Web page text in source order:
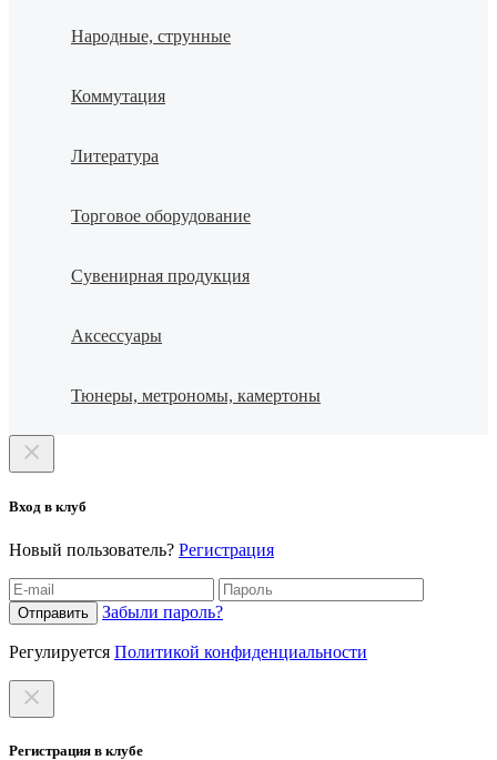
Народные, струнные
Коммутация
Литература
Торговое оборудование
Сувенирная продукция
Аксессуары
Тюнеры, метрономы, камертоны
Вход в клуб
Новый пользователь? Регистрация
Отправить Забыли пароль?
Регулируется Политикой конфиденциальности
Регистрация в клубе